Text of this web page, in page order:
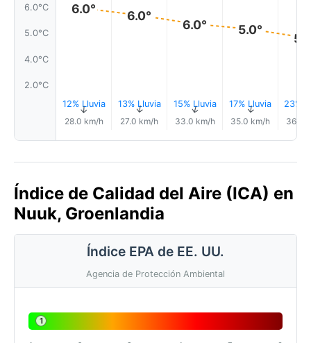
6.0°C
5.0°C
4.0°C
2.0°C
6.0°
12% Lluvia
↑
28.0 km/h
6.0°
13% Lluvia
↑
27.0 km/h
6.0°
15% Lluvia
↑
33.0 km/h
5.0°
17% Lluvia
↑
35.0 km/h
23%
36.0
Índice de Calidad del Aire (ICA) en
Nuuk, Groenlandia
Índice EPA de EE. UU.
Agencia de Protección Ambiental
1